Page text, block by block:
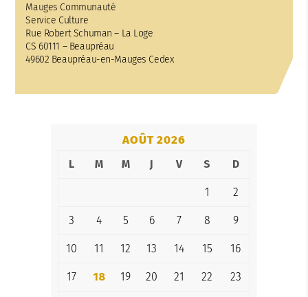
Mauges Communauté
Service Culture
Rue Robert Schuman – La Loge
CS 60111 – Beaupréau
49602 Beaupréau-en-Mauges Cedex
AOÛT 2026
L M M J V S D
1 2
3 4 5 6 7 8 9
10 11 12 13 14 15 16
17 18 19 20 21 22 23